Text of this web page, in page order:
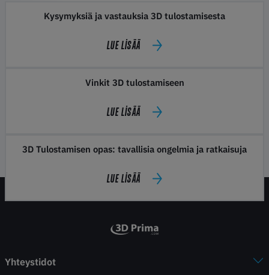
Kysymyksiä ja vastauksia 3D tulostamisesta
LUE LISÄÄ
Vinkit 3D tulostamiseen
LUE LISÄÄ
3D Tulostamisen opas: tavallisia ongelmia ja ratkaisuja
LUE LISÄÄ
Yhteystidot